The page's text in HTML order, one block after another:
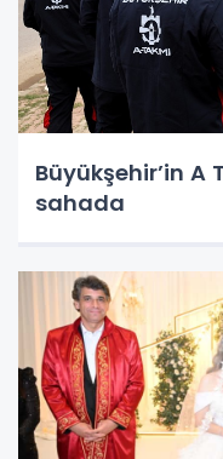
Büyükşehir’in A
sahada